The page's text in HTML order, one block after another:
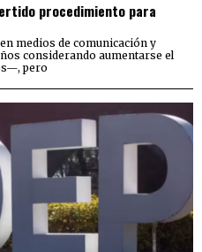
procedimiento para
medios de comunicación y
considerando aumentarse el
pero